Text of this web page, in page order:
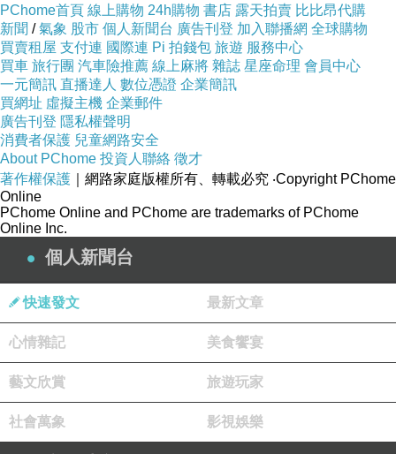
PChome首頁 線上購物 24h購物 書店 露天拍賣 比比昂代購
新聞 /氣象 股市 個人新聞台 廣告刊登 加入聯播網 全球購物
買賣租屋 支付連 國際連 Pi 拍錢包 旅遊 服務中心
買車 旅行團 汽車險推薦 線上麻將 雜誌 星座命理 會員中心
一元簡訊 直播達人 數位憑證 企業簡訊
買網址 虛擬主機 企業郵件
廣告刊登 隱私權聲明
消費者保護 兒童網路安全
About PChome 投資人聯絡 徵才
著作權保護 ｜網路家庭版權所有、轉載必究 ‧Copyright PChome
Online
PChome Online and PChome are trademarks of PChome
Online Inc.
個人新聞台
快速發文 最新文章
心情雜記 美食饗宴
藝文欣賞 旅遊玩家
社會萬象 影視娛樂